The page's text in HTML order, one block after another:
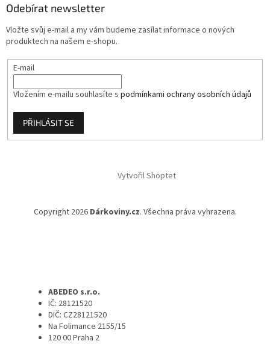
Odebírat newsletter
Vložte svůj e-mail a my vám budeme zasílat informace o nových
produktech na našem e-shopu.
E-mail
Vložením e-mailu souhlasíte s podmínkami ochrany osobních údajů
PŘIHLÁSIT SE
Vytvořil Shoptet
Copyright 2026 Dárkoviny.cz. Všechna práva vyhrazena.
ABEDEO s.r.o.
IČ: 28121520
DIČ: CZ28121520
Na Folimance 2155/15
120 00 Praha 2